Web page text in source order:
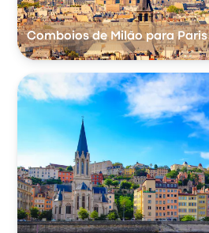
Comboios de Milão para Paris